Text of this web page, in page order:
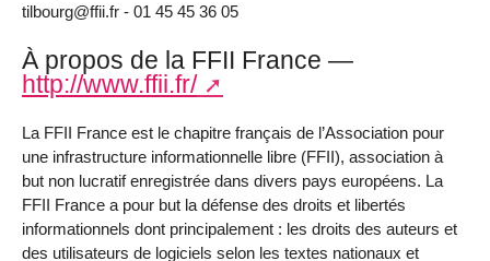
tilbourg@ffii.fr - 01 45 45 36 05
À propos de la FFII France —
http://www.ffii.fr/
La FFII France est le chapitre français de l’Association pour
une infrastructure informationnelle libre (FFII), association à
but non lucratif enregistrée dans divers pays européens. La
FFII France a pour but la défense des droits et libertés
informationnels dont principalement : les droits des auteurs et
des utilisateurs de logiciels selon les textes nationaux et